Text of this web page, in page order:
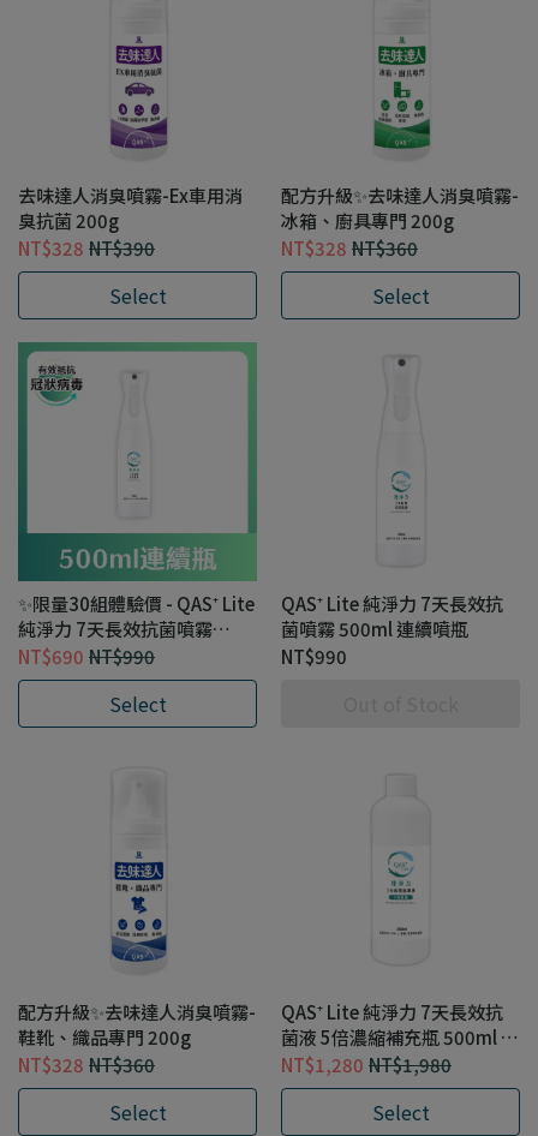
去味達人消臭噴霧-Ex車用消
臭抗菌 200g
NT$328 NT$390
Select
配方升級✨去味達人消臭噴霧-
冰箱、廚具專門 200g
NT$328 NT$360
Select
✨限量30組體驗價 - QAS⁺ Lite
純淨力 7天長效抗菌噴霧
500ml 連續噴瓶
NT$690 NT$990
Select
QAS⁺ Lite 純淨力 7天長效抗
菌噴霧 500ml 連續噴瓶
NT$990
配方升級✨去味達人消臭噴霧-
鞋靴、織品專門 200g
NT$328 NT$360
Select
QAS⁺ Lite 純淨力 7天長效抗
菌液 5倍濃縮補充瓶 500ml (
附量杯 )
NT$1,280 NT$1,980
Select